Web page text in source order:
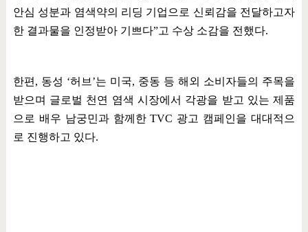
안심 성분과 염색약의 리딩 기업으로 신뢰감을 전달하고자
한 결과물을 인정받아 기쁘다”고 수상 소감을 전했다.
한편 , 동성 ‘허브 ’는 미국, 중동 등 해외 소비자들의 주목을
받으며 글로벌 천연 염색 시장에서 각광을 받고 있는 제품
으로 배우 남궁민과 함께한TVC 광고 캠페인을 대대적으
로 진행하고 있다.